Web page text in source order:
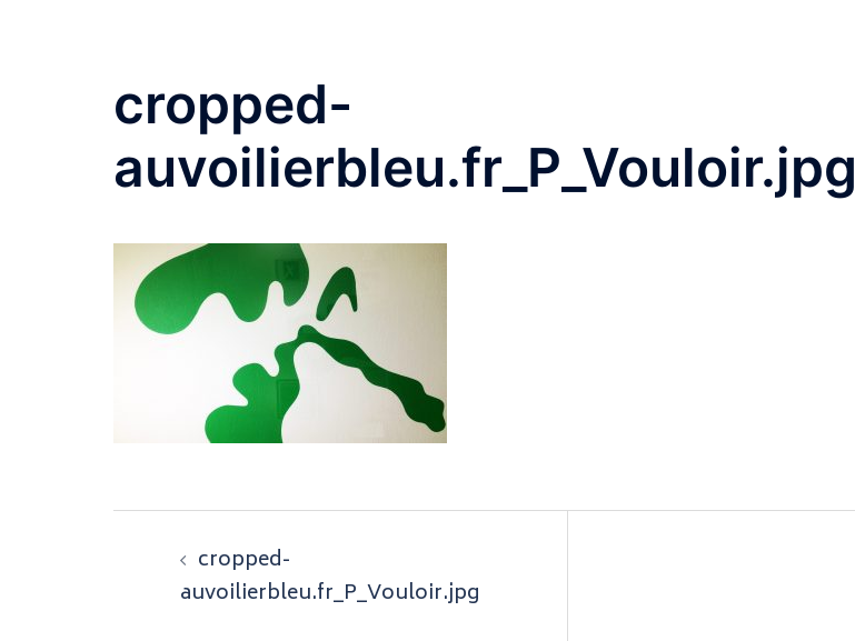
cropped-
auvoilierbleu.fr_P_Vouloir.jpg
Navigation
d’article
cropped-
auvoilierbleu.fr_P_Vouloir.jpg